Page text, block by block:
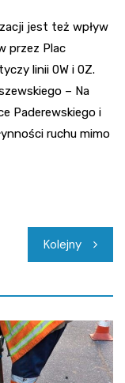
jest też wpływ
przez Plac
linii 0W i 0Z.
– Na
Paderewskiego i
ruchu mimo
Kolejny